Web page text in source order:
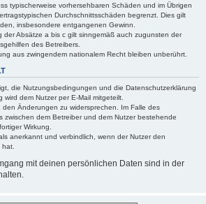
typischerweise vorhersehbaren Schäden und im Übrigen
Durchschnittsschäden begrenzt. Dies gilt
insbesondere entgangenen Gewinn.
der Absätze a bis c gilt sinngemäß auch zugunsten der
des Betreibers.
aus zwingendem nationalem Recht bleiben unberührt.
die Nutzungsbedingungen und die Datenschutzerklärung
dem Nutzer per E-Mail mitgeteilt.
den Änderungen zu widersprechen. Im Falle des
zwischen dem Betreiber und dem Nutzer bestehende
Wirkung.
anerkannt und verbindlich, wenn der Nutzer den
mit deinen persönlichen Daten sind in der